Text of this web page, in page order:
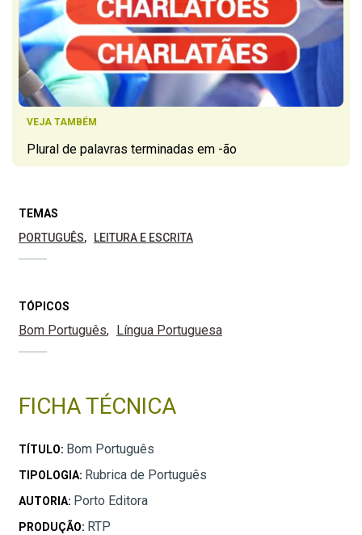
VEJA TAMBÉM
Plural de palavras terminadas em -ão
TEMAS
PORTUGUÊS
LEITURA E ESCRITA
TÓPICOS
Bom Português Língua Portuguesa
FICHA TÉCNICA
TÍTULO: Bom Português
TIPOLOGIA: Rubrica de Português
AUTORIA: Porto Editora
PRODUÇÃO: RTP